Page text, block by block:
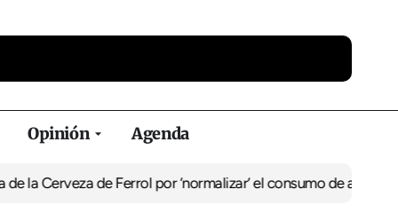
Opinión Agenda
de Ferrol por ‘normalizar’ el consumo de alcoholDe Perlío a